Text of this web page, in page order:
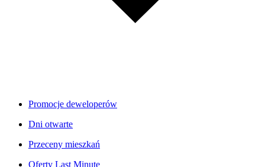
Promocje deweloperów
Dni otwarte
Przeceny mieszkań
Oferty Last Minute